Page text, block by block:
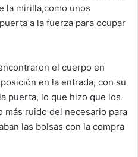
la mirilla,como unos
a la fuerza para ocupar
el cuerpo en
en la entrada, con su
puerta, lo que hizo que los
ruido del necesario para
las bolsas con la compra